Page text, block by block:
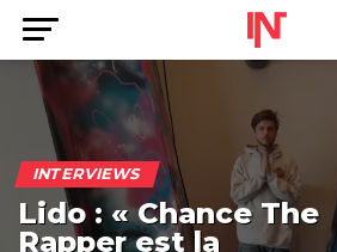
INTERVIEWS
Lido : « Chance The
Rapper est la